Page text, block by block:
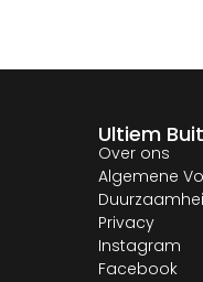
Ultiem
Over ons
Algemene
Privacy
Instagram
Facebook